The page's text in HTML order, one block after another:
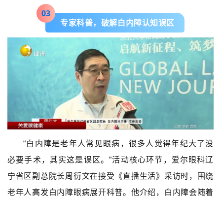
03
专家科普，破解白内障认知误区
“白内障是老年人常见眼病，很多人觉得年纪大了没
必要手术，其实这是误区。”活动核心环节，爱尔眼科辽
宁省区副总院长周衍文在接受《直播生活》采访时，围绕
老年人高发白内障眼病展开科普。他介绍，白内障会随着